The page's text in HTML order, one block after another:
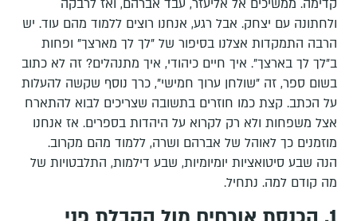
קדימה. ממשיכים אל אליעזר, עבד אברהם, ואז לרבקה
ולחתונה עם יצחק. אבל רגע, אנחנו רוצים ללמוד מהם עוד. יש
הרבה התמקדות אצלנו בסיפור של "לך לך מארצך" ופחות
ב"לך לך בארצך". איך חיים כיהודי, איך מתנהלים? זה לא כתוב
בשום ספר, זה "שולחן ערוך חמישי", כרך נוסף שקשה להעלות
על הכתב. קצת כמו חוזרים בתשובה שצריכים לבוא להתארח
אצל משפחות ולא רק לקרוא על היהדות בספרים. אז אנחנו
מוזמנים כך לאוהל של אברהם ושרה, ללמוד מהם מקרוב.
הנה שבע סיטואציות יומיומיות, שבע דילמות, התלבטויות של
מה קודם למה. נתחיל.